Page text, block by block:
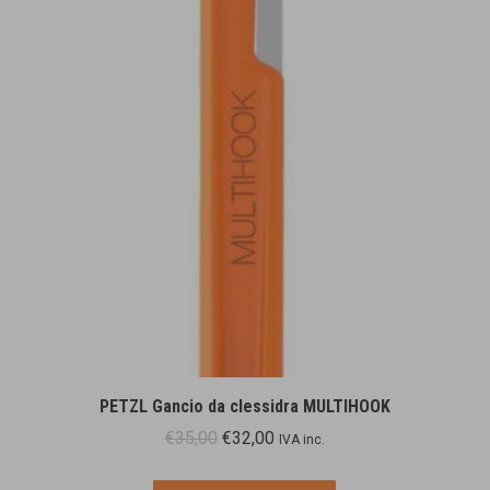
PETZL Gancio da clessidra MULTIHOOK
€35,00 Il
€32,00IlIVA inc.